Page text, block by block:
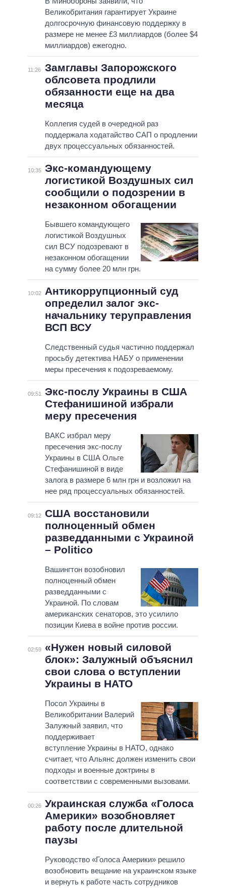
Великобритания гарантирует Украине
долгосрочную финансовую поддержку в
размере не менее £3 миллиардов (более $4
миллиардов) ежегодно.
11:26
Замглавы Запорожского
облсовета продлили
обязанности еще на два
месяца
Коллегия судей в очередной раз
поддержала ходатайство САП о продлении
двух процессуальных обязанностей.
10:35 Экс-командующему
логистикой Воздушных сил
сообщили о подозрении в
незаконном обогащении
Бывшего командующего
логистикой Воздушных
сил ВСУ подозревают в
незаконном обогащении
на сумму более 20 млн грн.
10:02
Антикоррупционный суд
определил залог экс-
начальнику теруправления
ВСП ВСУ
Следственный судья частично поддержал
просьбу детектива НАБУ о применении
меры пресечения к подозреваемому.
09:51
Экс-послу Украины в США
Стефанишиной избрали
меру пресечения
ВАКС избрал меру
пресечения экс-послу
Украины в США Ольге
Стефанишиной в виде
залога в размере 6 млн грн и возложил на
нее ряд процессуальных обязанностей.
09:12 США восстановили
полноценный обмен
разведданными с Украиной
– Politico
Вашингтон возобновил
полноценный обмен
разведданными с
Украиной. По словам
американских сенаторов, это усилило
позиции Киева в войне против россии.
02:59
«Нужен новый силовой
блок»: Залужный объяснил
свои слова о вступлении
Украины в НАТО
Посол Украины в
Великобритании Валерий
Залужный заявил, что
поддерживает
вступление Украины в НАТО, однако
считает, что Альянс должен изменить свои
подходы и военные доктрины в
соответствии с современными вызовами.
00:26 Украинская служба «Голоса
Америки» возобновляет
работу после длительной
паузы
Руководство «Голоса Америки» решило
возобновить вещание на украинском языке
и вернуть к работе часть сотрудников